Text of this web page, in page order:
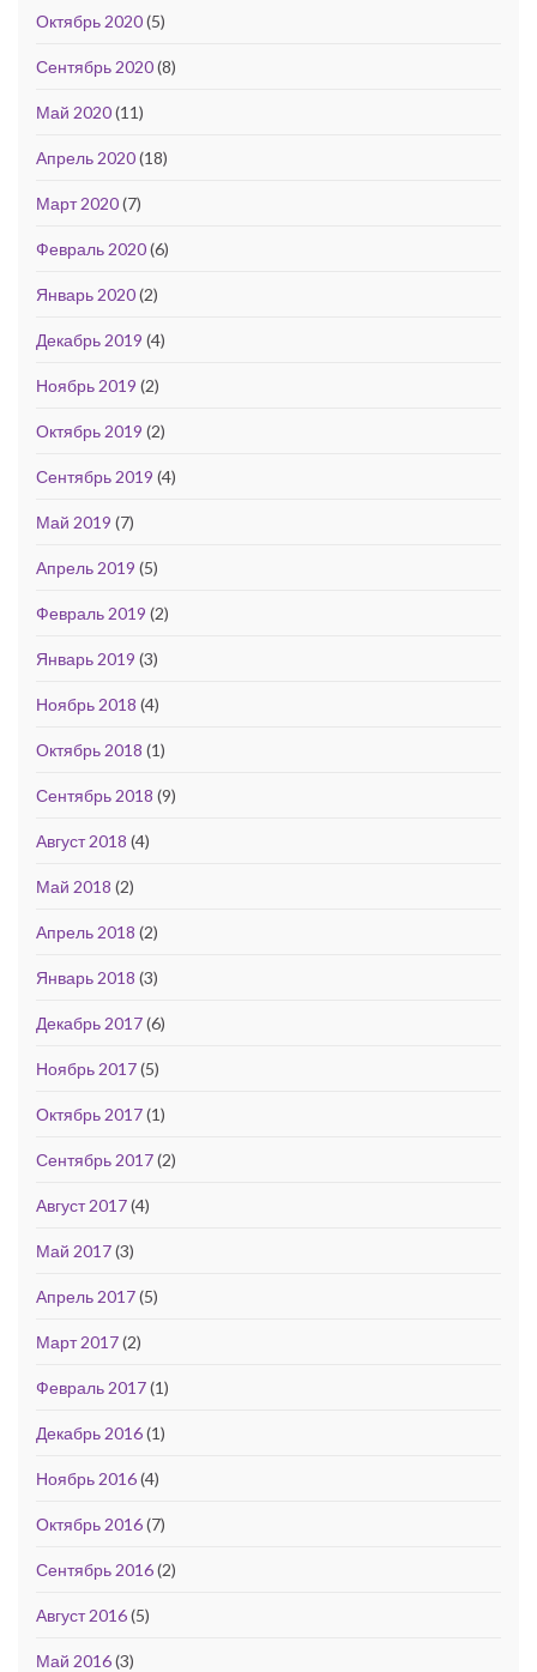
Октябрь 2020(5)
Сентябрь 2020(8)
Май 2020(11)
Апрель 2020(18)
Март 2020(7)
Февраль 2020(6)
Январь 2020(2)
Декабрь 2019 (4)
Ноябрь 2019 (2)
Октябрь 2019 (2)
Сентябрь 2019 (4)
Май 2019 (7)
Апрель 2019 (5)
Февраль 2019 (2)
Январь 2019 (3)
Ноябрь 2018 (4)
Октябрь 2018 (1)
Сентябрь 2018 (9)
Август 2018 (4)
Май 2018 (2)
Апрель 2018 (2)
Январь 2018 (3)
Декабрь 2017(6)
Ноябрь 2017(5)
Октябрь 2017(1)
Сентябрь 2017(2)
Август 2017(4)
Май 2017(3)
Апрель 2017(5)
Март 2017(2)
Февраль 2017(1)
Декабрь 2016(1)
Ноябрь 2016(4)
Октябрь 2016(7)
Сентябрь 2016(2)
Август 2016(5)
Май 2016(3)